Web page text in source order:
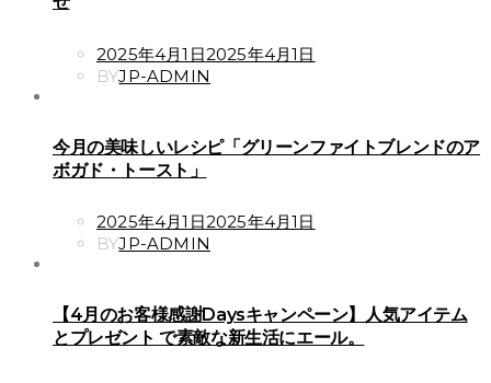
POSTED
ON
2025年4月1日2025年4月1日
BYJP-ADMIN
今月の美味しいレシピ「グリーンファイトブレンドのア
ボガド・トースト」
POSTED
ON
2025年4月1日2025年4月1日
BYJP-ADMIN
【4月のお客様感謝Daysキャンペーン】人気アイテム
とプレゼント で素敵な新生活にエール。